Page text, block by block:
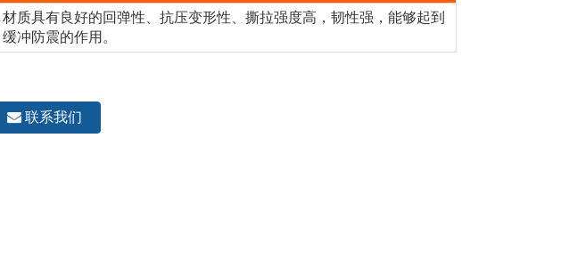
材质具有良好的回弹性、抗压变形性、撕拉强度高，韧性强，能够起到
缓冲防震的作用。
联系我们